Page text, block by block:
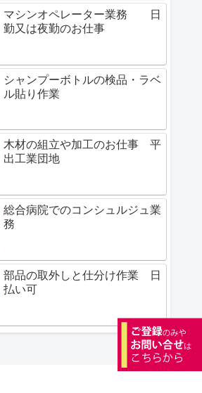
マシンオペレーター業務 日
勤又は夜勤のお仕事
シャンプーボトルの検品・ラベ
ル貼り作業
木材の組立や加工のお仕事 平
出工業団地
総合病院でのコンシュルジュ業
務
部品の取外しと仕分け作業 日
払い可